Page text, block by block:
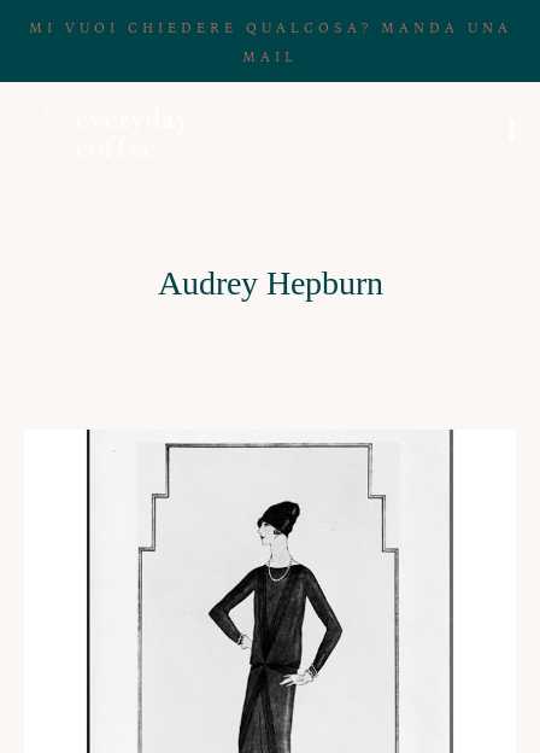
MI VUOI CHIEDERE QUALCOSA? MANDA UNA
MAIL
Audrey Hepburn